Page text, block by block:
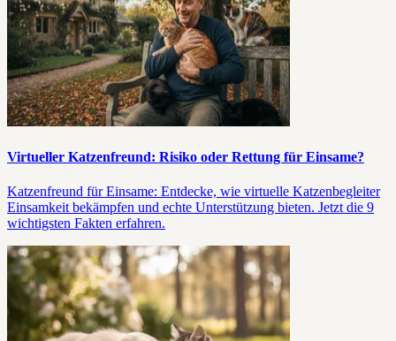
Virtueller Katzenfreund: Risiko oder Rettung für Einsame?
Katzenfreund für Einsame: Entdecke, wie virtuelle Katzenbegleiter
Einsamkeit bekämpfen und echte Unterstützung bieten. Jetzt die 9
wichtigsten Fakten erfahren.